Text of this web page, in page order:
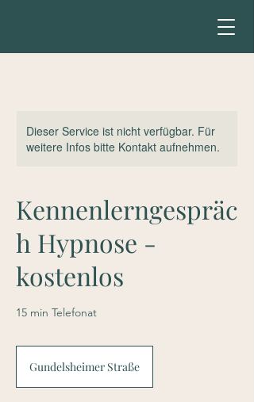
Dieser Service ist nicht verfügbar. Für
weitere Infos bitte Kontakt aufnehmen.
Kennenlerngespräc
h Hypnose -
kostenlos
15 min Telefonat
Gundelsheimer Straße